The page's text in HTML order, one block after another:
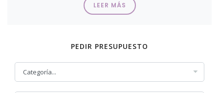
Ponte en contacto con nosotros te asesoraremos
Maquillaje de caracterización "SFX" para cine, sesiones
fallera...
LEER MÁS
PEDIR PRESUPUESTO